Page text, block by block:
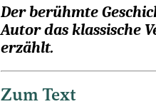
Der berühmte
Autor das klassische
erzählt.
Zum Text